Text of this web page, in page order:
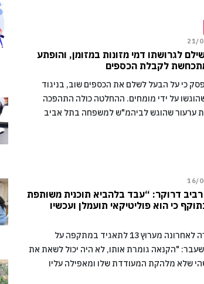
21/
לגרושתו דמי מזונות במזומן, והופתע
לקבלת הכספים
כי על הבעל לשלם את הכספים שוב, בניגוד
על ידי מומחים. ההחלטה כולה התהפכה
ערעור שהוגש לביהמ"ש למשפחה בתל אביב
16/
רביב דרוקר: “עבד בלהביא תוכנית משותפת
כי הוא פוליטיקאי תועמלן ועכשיו
העיתונאית שעברה לאחרונה מערוץ 13 לתאגיד במתקפה על
"הקנאה גומרת אותו, לא היה יכול לשאת את
שלא מלהקת המעודדת שלו ומאפילה עליו